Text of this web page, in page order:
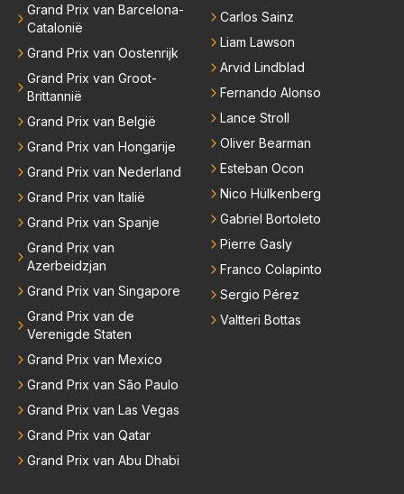
Grand Prix van Barcelona-
Catalonië
Grand Prix van Oostenrijk
Grand Prix van Groot-
Brittannië
Grand Prix van België
Grand Prix van Hongarije
Grand Prix van Nederland
Grand Prix van Italië
Grand Prix van Spanje
Grand Prix van
Azerbeidzjan
Grand Prix van Singapore
Grand Prix van de
Verenigde Staten
Grand Prix van Mexico
Grand Prix van São Paulo
Grand Prix van Las Vegas
Grand Prix van Qatar
Grand Prix van Abu Dhabi
Carlos Sainz
Liam Lawson
Arvid Lindblad
Fernando Alonso
Lance Stroll
Oliver Bearman
Esteban Ocon
Nico Hülkenberg
Gabriel Bortoleto
Pierre Gasly
Franco Colapinto
Sergio Pérez
Valtteri Bottas